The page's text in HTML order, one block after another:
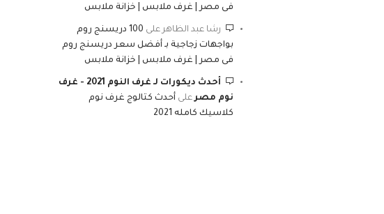
فى مصر | غرف ملابس | خزانة ملابس
رشا عبد الظاهر على
100 دريسنج روم
بواجهات زجاجية بـ أفضل سعر دريسنج روم
فى مصر | غرف ملابس | خزانة ملابس
أحدث ديكورات لـ غرف النوم 2021 - غرف
نوم مصرعلى أحدث كتالوج غرف نوم
كلاسيك كامله 2021